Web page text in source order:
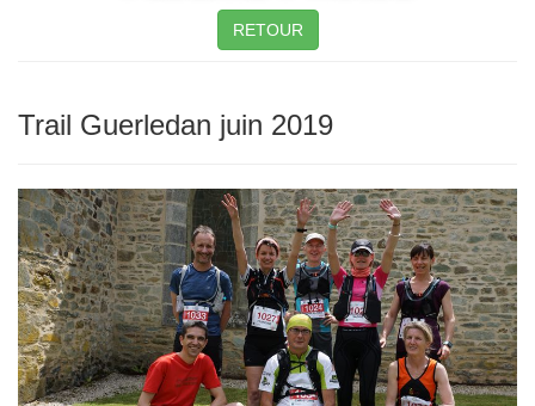
RETOUR
Trail Guerledan juin 2019